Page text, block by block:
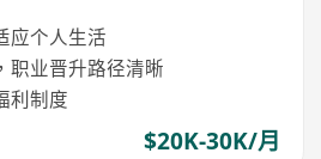
应个人生活
职业晋升路径清晰
利制度
$20K-30K/月